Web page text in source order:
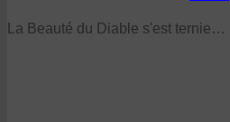
La Beauté du Diable s'est ternie…